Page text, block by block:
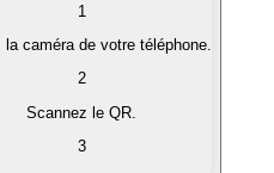
qui vous intéressent
en monnaie
1
la caméra de votre téléphone.
2
Scannez le QR.
3